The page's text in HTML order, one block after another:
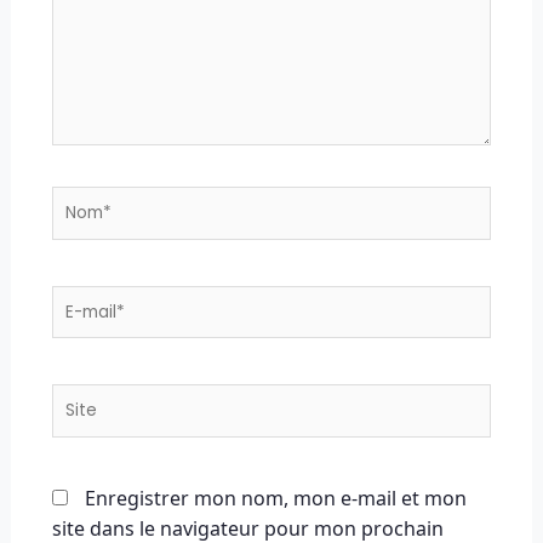
Nom*
E-
Site
Enregistrer mon nom, mon e-mail et mon
site dans le navigateur pour mon prochain